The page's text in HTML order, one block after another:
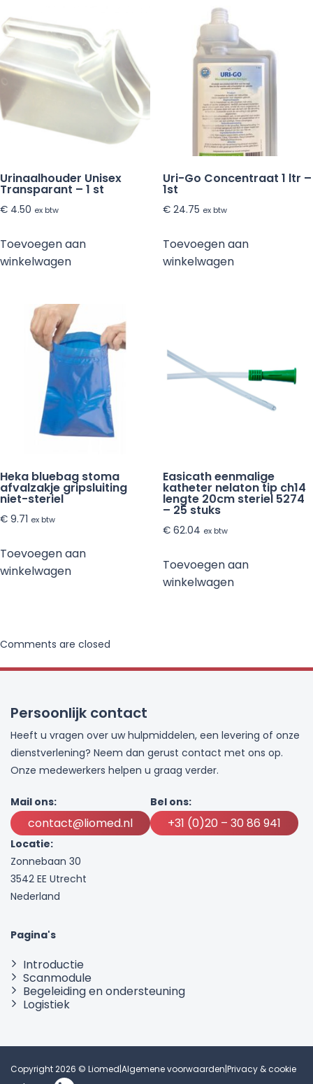
Urinaalhouder Unisex
Transparant – 1 st
€ 4.50 ex btw
Toevoegen aan
winkelwagen
Uri-Go Concentraat 1 ltr –
1st
€24.75 ex btw
Toevoegen aan
winkelwagen
Heka bluebag stoma
afvalzakje gripsluiting
niet-steriel
€ 9.71 ex btw
Toevoegen aan
winkelwagen
Easicath eenmalige
katheter nelaton tip ch14
lengte 20cm steriel 5274
– 25 stuks
€62.04 ex btw
Toevoegen aan
winkelwagen
Comments are closed
Persoonlijk contact
Heeft u vragen over uw hulpmiddelen, een levering of onze
dienstverlening? Neem dan gerust contact met ons op.
Onze medewerkers helpen u graag verder.
Mail ons:
contact@liomed.nl
Bel ons:
+31 (0)20 – 30 86 941
Locatie:
Zonnebaan 30
3542 EE Utrecht
Nederland
Pagina's
Introductie
Scanmodule
Begeleiding en ondersteuning
Logistiek
Copyright 2026 © Liomed|Algemene voorwaarden|Privacy & cookie